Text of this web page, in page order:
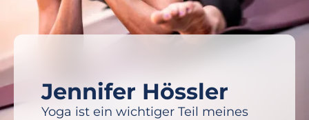
Jennifer Hössler
Yoga ist ein wichtiger Teil meines